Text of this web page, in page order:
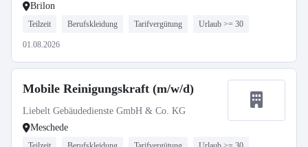
Brilon
Teilzeit Berufskleidung Tarifvergütung Urlaub >= 30
01.08.2026
Mobile Reinigungskraft (m/w/d)
Liebelt Gebäudedienste GmbH & Co. KG
Meschede